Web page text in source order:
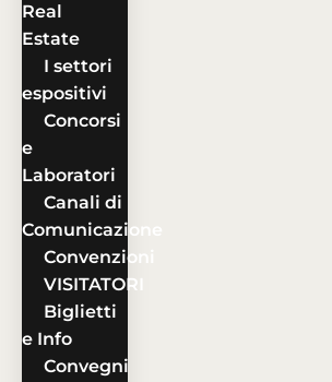
Real
Estate
I settori
espositivi
Concorsi
e
Laboratori
Canali di
Comunicazione
Convenzioni
VISITATORI
Biglietti
e Info
Convegni